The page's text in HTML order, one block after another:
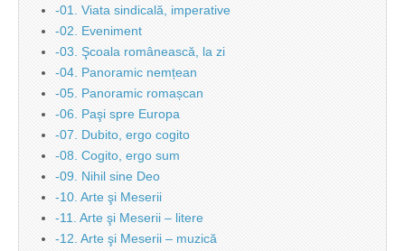
-01. Viata sindicală, imperative
-02. Eveniment
-03. Şcoala românească, la zi
-04. Panoramic nemțean
-05. Panoramic romașcan
-06. Paşi spre Europa
-07. Dubito, ergo cogito
-08. Cogito, ergo sum
-09. Nihil sine Deo
-10. Arte şi Meserii
-11. Arte şi Meserii – litere
-12. Arte şi Meserii – muzică